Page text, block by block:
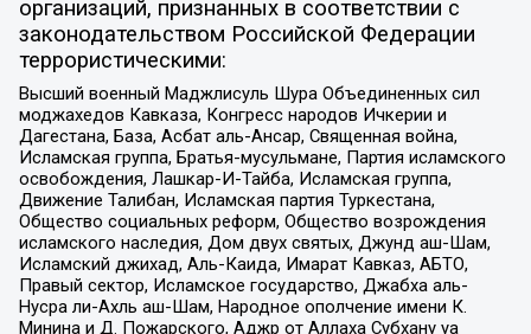
организаций, признанных в соответствии с
законодательством Российской Федерации
террористическими:
Высший военный Маджлисуль Шура Объединенных сил
моджахедов Кавказа, Конгресс народов Ичкерии и
Дагестана, База, Асбат аль-Ансар, Священная война,
Исламская группа, Братья-мусульмане, Партия исламского
освобождения, Лашкар-И-Тайба, Исламская группа,
Движение Талибан, Исламская партия Туркестана,
Общество социальных реформ, Общество возрождения
исламского наследия, Дом двух святых, Джунд аш-Шам,
Исламский джихад, Аль-Каида, Имарат Кавказ, АБТО,
Правый сектор, Исламское государство, Джабха аль-
Нусра ли-Ахль аш-Шам, Народное ополчение имени К.
Минина и Д. Пожарского, Аджр от Аллаха Субхану уа